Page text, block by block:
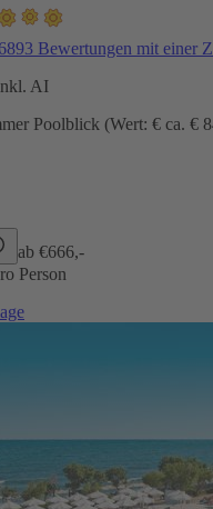
Bewertungen mit einer
AI
Poolblick (Wert: € ca. €
ab €666,-
Person